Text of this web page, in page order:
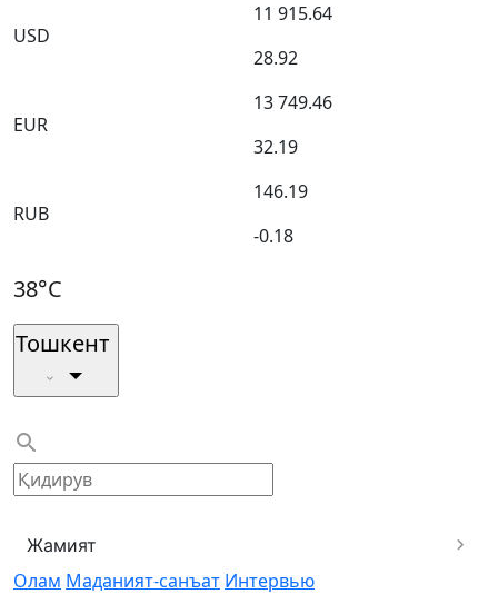
USD
11 915.64
28.92
EUR
13 749.46
32.19
RUB
146.19
-0.18
38°C
Тошкент
Жамият
Олам Маданият-санъат Интервью